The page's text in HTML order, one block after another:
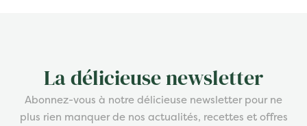
La délicieuse newsletter
Abonnez-vous à notre délicieuse newsletter pour ne
plus rien manquer de nos actualités, recettes et offres